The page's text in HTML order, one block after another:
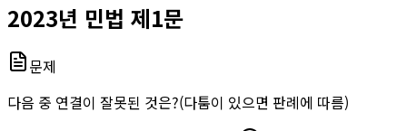
2023년 민법 제1문
문제
다음 중 연결이 잘못된 것은?(다툼이 있으면 판례에 따름)